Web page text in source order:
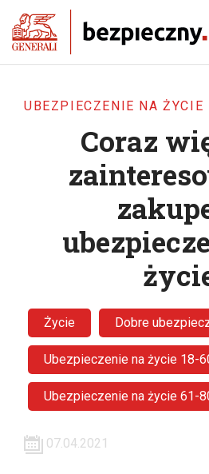
UBEZPIECZENIE NA ŻYCIE
Coraz
Życie Dobre
Ubezpieczenie na życie 18-
Ubezpieczenie na życie 61-
07.04.2021